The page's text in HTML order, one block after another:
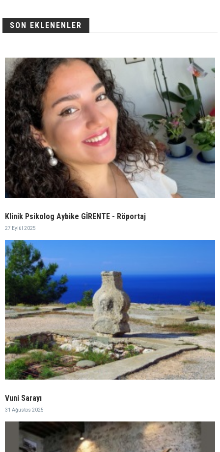
SON EKLENENLER
Klinik Psikolog Aybike GİRENTE - Röportaj
27 Eylül 2025
Vuni Sarayı
31 Ağustos 2025